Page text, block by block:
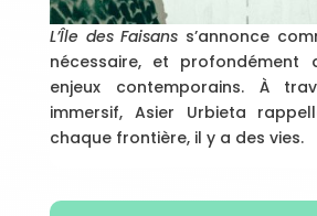
L’Île des Faisans s’annonce
nécessaire, et profondément
enjeux contemporains. À
immersif, Asier Urbieta
chaque frontière, il y a des vies.